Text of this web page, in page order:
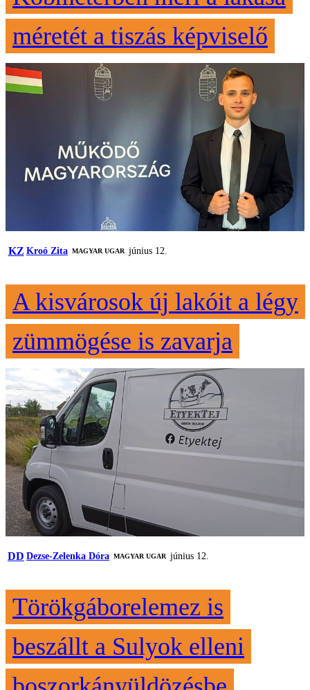
méretét a tiszás képviselő
KZ Kroó Zita MAGYAR UGAR június 12.
A kisvárosok új lakóit a légy
zümmögése is zavarja
DD Dezse-Zelenka Dóra MAGYAR UGAR június 12.
Törökgáborelemez is
beszállt a Sulyok elleni